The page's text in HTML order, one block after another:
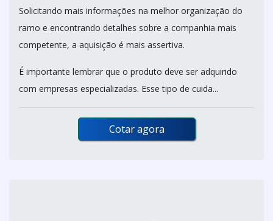
Solicitando mais informações na melhor organização do
ramo e encontrando detalhes sobre a companhia mais
competente, a aquisição é mais assertiva.
É importante lembrar que o produto deve ser adquirido
com empresas especializadas. Esse tipo de cuida...
Cotar agora